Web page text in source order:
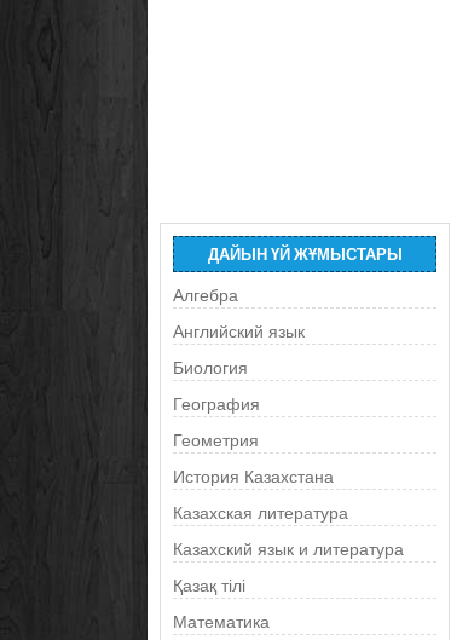
ДАЙЫН ҮЙ ЖҰМЫСТАРЫ
Алгебра
Английский язык
Биология
География
Геометрия
История Казахстана
Казахская литература
Казахский язык и литература
Қазақ тілі
Математика